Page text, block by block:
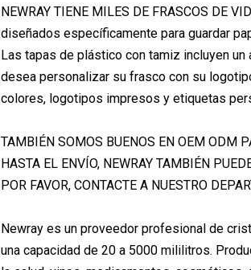
NEWRAY TIENE MILES DE FRASCOS DE
diseñados específicamente para guardar
Las tapas de plástico con tamiz incluyen
desea personalizar su frasco con su
colores, logotipos impresos y etiquetas
TAMBIÉN SOMOS BUENOS EN OEM ODM
HASTA EL ENVÍO, NEWRAY TAMBIÉN
POR FAVOR, CONTACTE A NUESTRO
Newray es un proveedor profesional de
una capacidad de 20 a 5000 mililitros.